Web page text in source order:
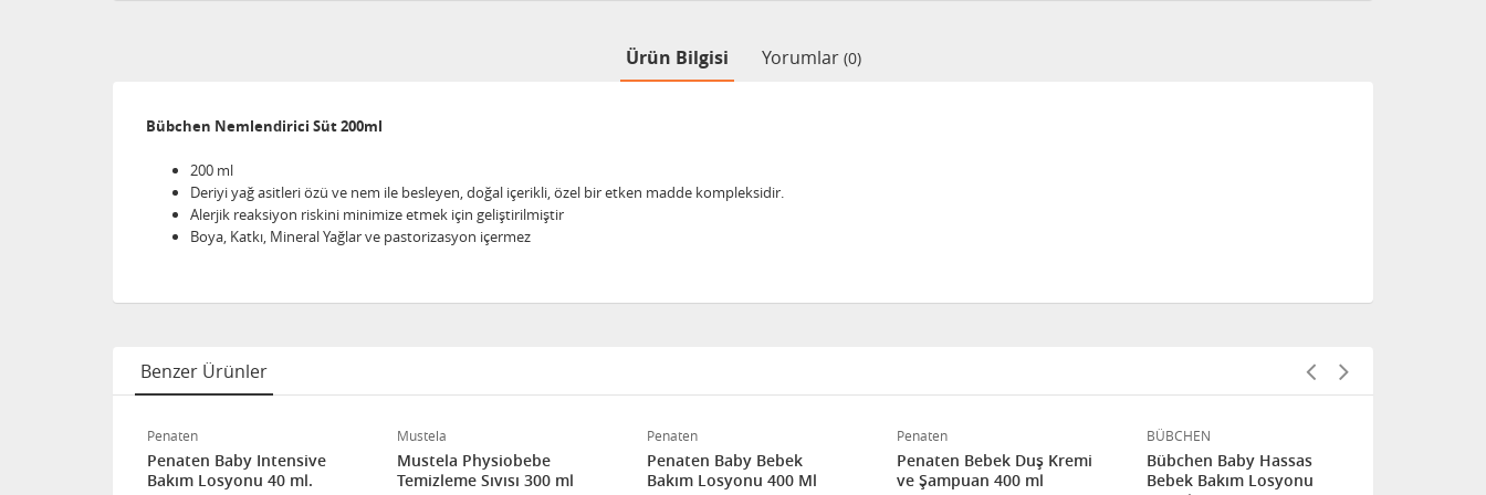
Ürün Bilgisi Yorumlar (0)
Bübchen Nemlendirici Süt 200ml
200 ml
Deriyi yağ asitleri özü ve nem ile besleyen, doğal içerikli, özel bir etken madde kompleksidir.
Alerjik reaksiyon riskini minimize etmek için geliştirilmiştir
Boya, Katkı, Mineral Yağlar ve pastorizasyon içermez
Benzer Ürünler
Penaten
Penaten Baby Intensive
Bakım Losyonu 40 ml.
Mustela
Mustela Physiobebe
Temizleme Sıvısı 300 ml
Penaten
Penaten Baby Bebek
Bakım Losyonu 400 Ml
Penaten
Penaten Bebek Duş Kremi
ve Şampuan 400 ml
BÜBCHEN
Bübchen Baby Hassas
Bebek Bakım Losyonu